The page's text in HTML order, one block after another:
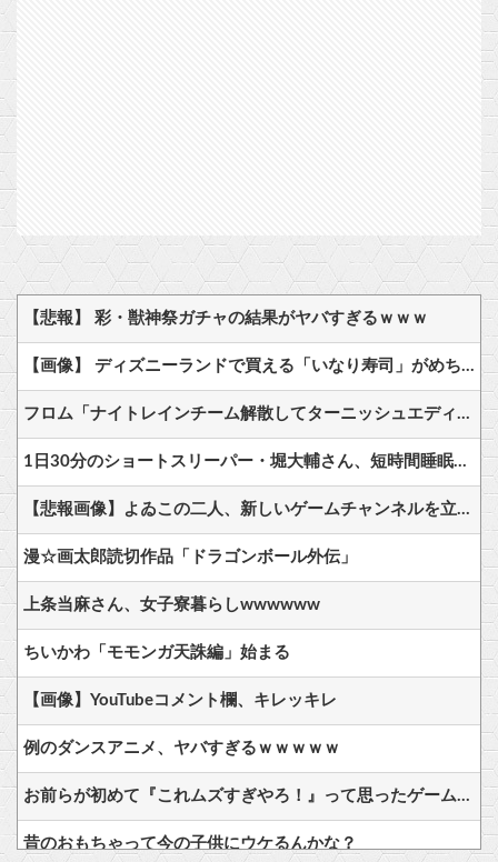
【悲報】 彩・獣神祭ガチャの結果がヤバすぎるｗｗｗ
【画像】 ディズニーランドで買える「いなり寿司」がめちゃめちゃ美味しそう
フロム「ナイトレインチーム解散してターニッシュエディション完成させました」←これｗｗｗｗ
1日30分のショートスリーパー・堀大輔さん、短時間睡眠を批判する高須幹弥氏のYouTubeに出演しブチギレ！「あの、ナメてます？」
【悲報画像】よゐこの二人、新しいゲームチャンネルを立ち上げるwwww
漫☆画太郎読切作品「ドラゴンボール外伝」
上条当麻さん、女子寮暮らしwwwwww
ちいかわ「モモンガ天誅編」始まる
【画像】YouTubeコメント欄、キレッキレ
例のダンスアニメ、ヤバすぎるｗｗｗｗｗ
お前らが初めて『これムズすぎやろ！』って思ったゲームは何？
昔のおもちゃって今の子供にウケるんかな？